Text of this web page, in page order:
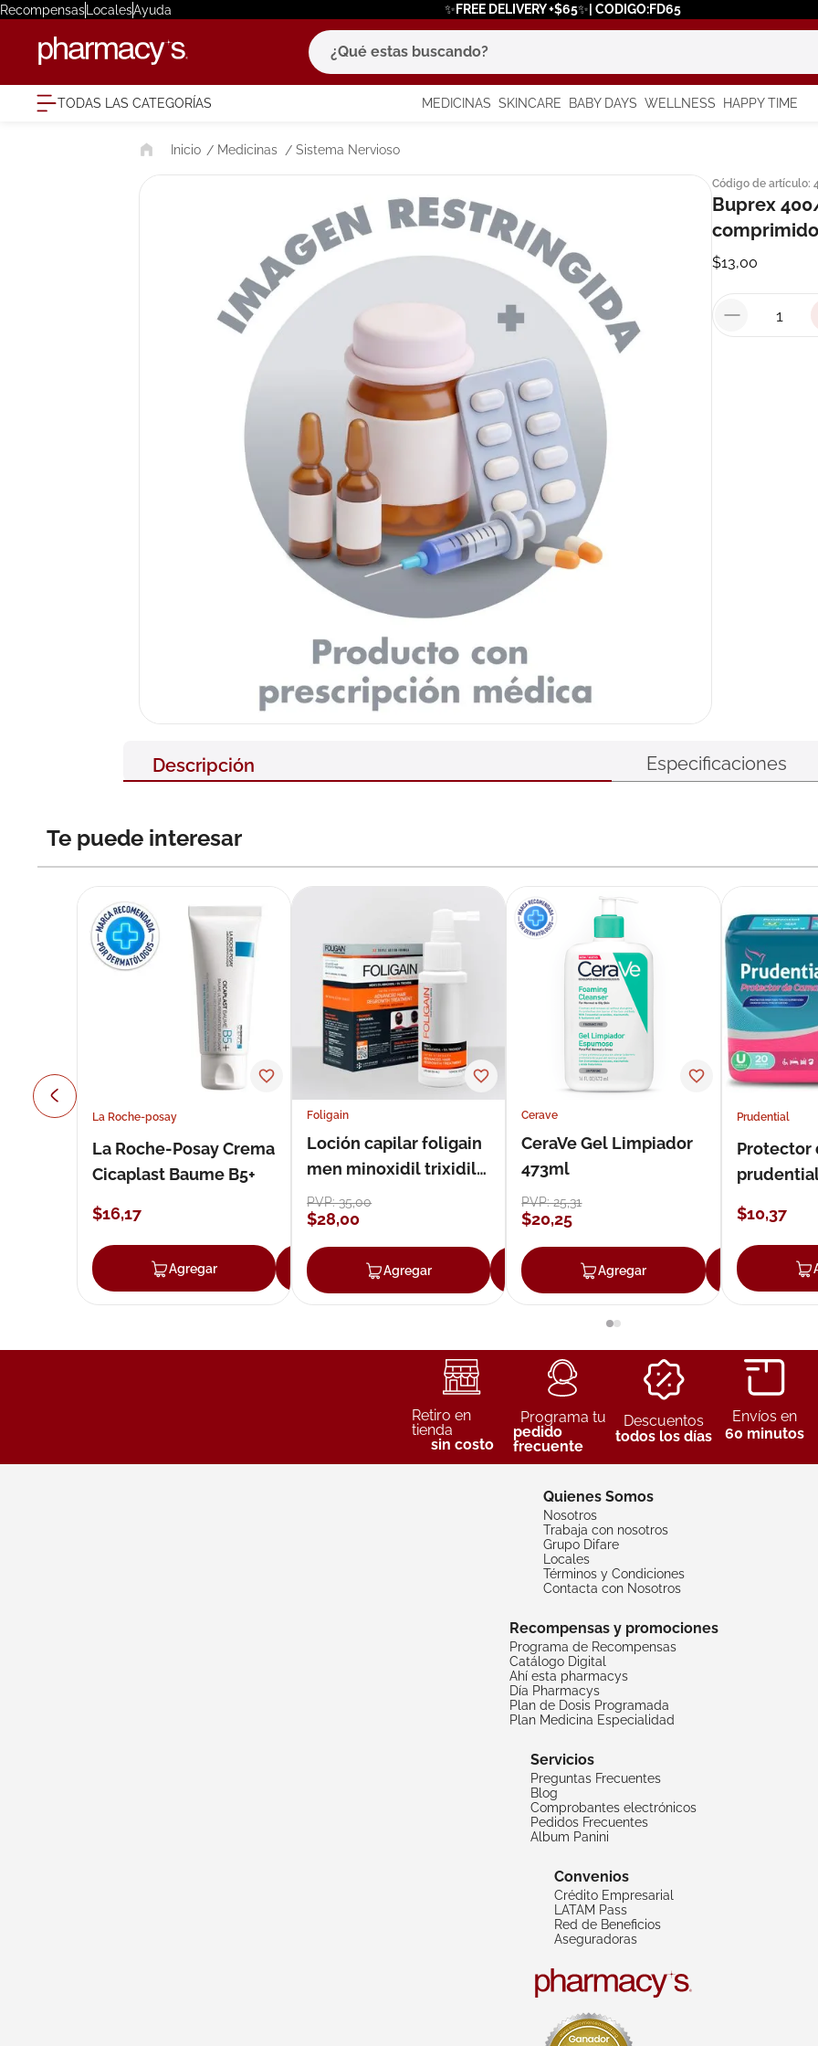
RecompensasLocalesAyuda ✨FREE DELIVERY +$65✨| CODIGO:FD65
¿Qué estas buscando?
TODAS LAS CATEGORÍAS MEDICINAS SKINCARE BABY DAYS WELLNESS HAPPY TIME
Medicinas Sistema Nervioso
Código de artículo:
Buprex
$13,00
Descripción Especificaciones
Te puede interesar
La Roche-posay
La Roche-Posay Crema
Cicaplast Baume B5+
$16,17
Agregar Agregar
Foligain
Loción capilar foligain
men minoxidil trixidil
loción 59 ml
PVP:35,00
$28,00
Agregar Agregar
Cerave
CeraVe Gel Limpiador
473ml
PVP:25,31
$20,25
Agregar
Prudential
Protector
$10,37
Retiro en
tienda
sin costo
Programa tu
pedido
frecuente
Descuentos
todos los días
Envíos en
60 minutos
Quienes Somos
Nosotros
Trabaja con nosotros
Grupo Difare
Locales
Términos y Condiciones
Contacta con Nosotros
Recompensas y promociones
Programa de Recompensas
Catálogo Digital
Ahí esta pharmacys
Día Pharmacys
Plan de Dosis Programada
Plan Medicina Especialidad
Servicios
Preguntas Frecuentes
Blog
Comprobantes electrónicos
Pedidos Frecuentes
Album Panini
Convenios
Crédito Empresarial
LATAM Pass
Red de Beneficios
Aseguradoras
términos más buscados
1. eucerin
3. bioderma
7.
. roche posay
9. megacistin
10 pañales